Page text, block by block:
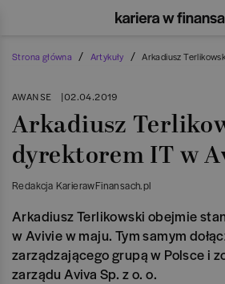
Strona główna / Artykuły / Arkadiusz
AWANSE |02.04.2019
Arkadiusz
dyrektorem IT w
Redakcja KarierawFinansach.pl
Arkadiusz Terlikowski obejmie
w Avivie w maju. Tym samym
zarządzającego grupą w Polsce i
zarządu Aviva Sp. z o. o.